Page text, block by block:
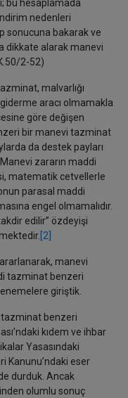
bu hesaplamada
nedenleri
sonucuna bakarak ve
dikkate alarak manevi
2-52)
malvarlığı
aracı olmamakla
göre değişen
bir manevi tazminat
da destek payları
zararın maddi
matematik cetvellerle
parasal maddi
engel olmamalıdır.
edilir” özdeyişi
[2]
manevi
tazminat benzeri
giriştik.
tazminat benzeri
kıdem ve ihbar
Yasasındaki
Kanunu’ndaki eser
durduk. Ancak
olumlu sonuç